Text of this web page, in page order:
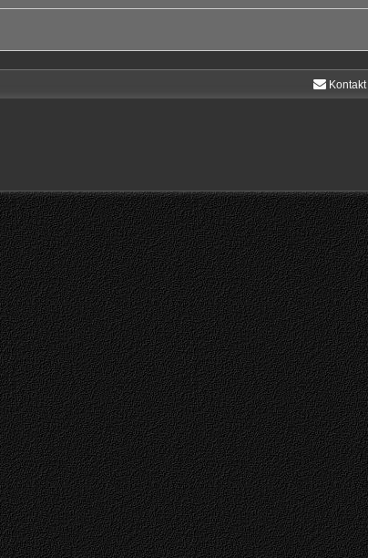
Kontakt